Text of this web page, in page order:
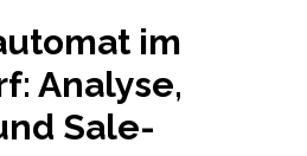
im
Analyse,
Sale-